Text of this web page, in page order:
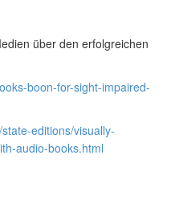
über den erfolgreichen
boon-for-sight-impaired-
editions/visually-
audio-books.html